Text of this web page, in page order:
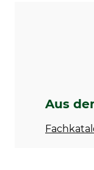
Aus